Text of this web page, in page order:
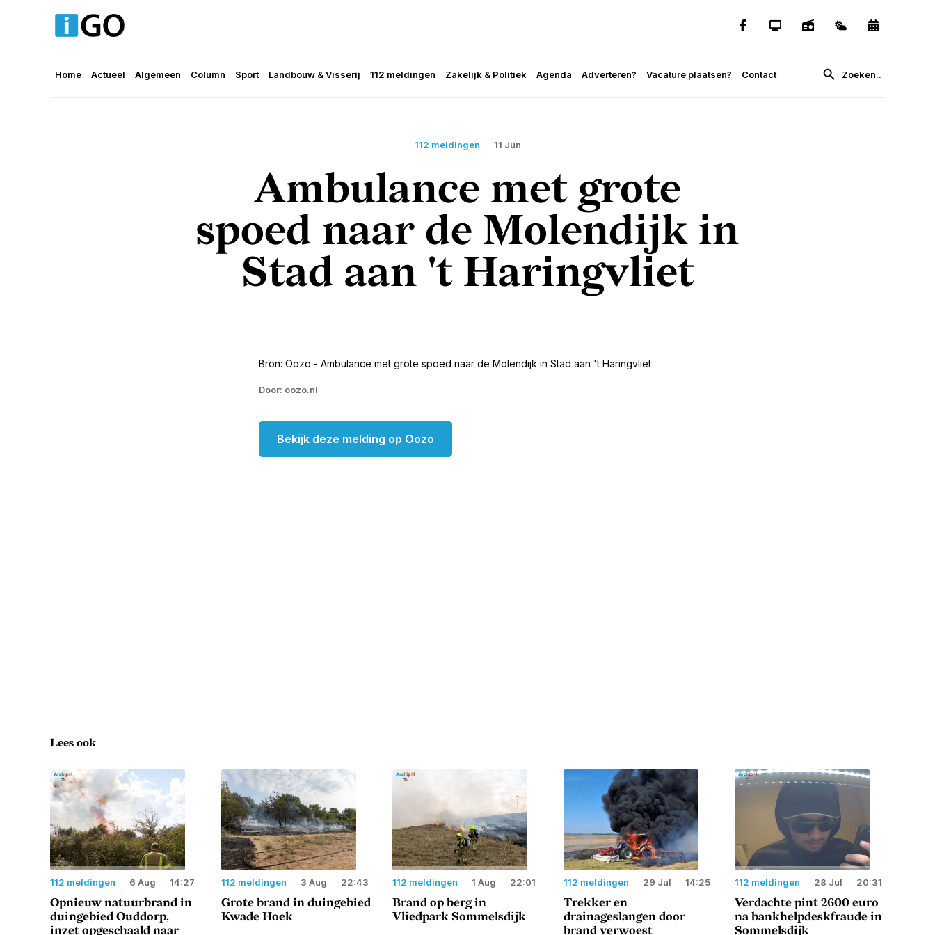
Home Actueel Algemeen Column Sport Landbouw & Visserij 112 meldingen Zakelijk & Politiek Agenda Adverteren? Vacature plaatsen? Contact
112 meldingen 11 Jun
Ambulance met grote
spoed naar de Molendijk in
Stad aan 't Haringvliet
Bron: Oozo - Ambulance met grote spoed naar de Molendijk in Stad aan 't Haringvliet
Door: oozo.nl
Bekijk deze melding op Oozo
Lees ook
112 meldingen 6 Aug 14:27
Opnieuw natuurbrand in
duingebied Ouddorp,
inzet opgeschaald naar
112 meldingen 3 Aug 22:43
Grote brand in duingebied
Kwade Hoek
112 meldingen 1 Aug 22:01
Brand op berg in
Vliedpark Sommelsdijk
112 meldingen 29 Jul 14:25
Trekker en
drainageslangen door
brand verwoest
112 meldingen 28 Jul 20:31
Verdachte pint 2600 euro
na bankhelpdeskfraude in
Sommelsdijk